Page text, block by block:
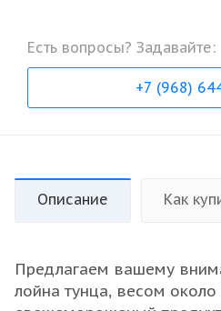
Есть вопросы? Задавайте:
+7 (968)
Описание Как
Предлагаем вашему
лойна тунца, весом около